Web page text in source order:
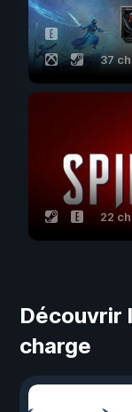
37
22
Découvrir
charge